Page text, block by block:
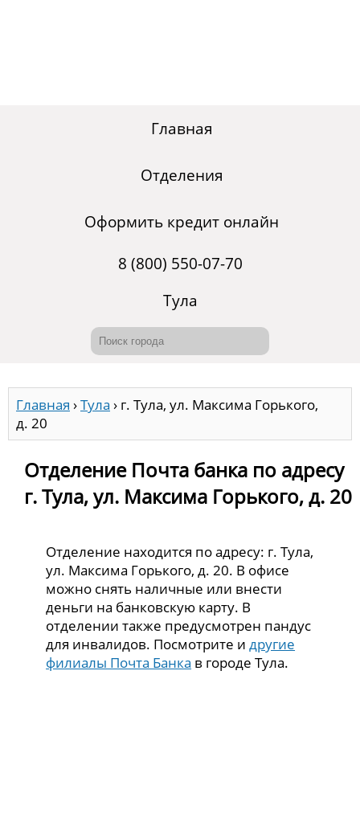
Главная
Отделения
Оформить кредит онлайн
8 (800) 550-07-70
Тула
Главная ›Тула › г. Тула, ул. Максима Горького,
д. 20
Отделение Почта банка по адресу
г. Тула, ул. Максима Горького, д. 20
Отделение находится по адресу: г. Тула,
ул. Максима Горького, д. 20. В офисе
можно снять наличные или внести
деньги на банковскую карту. В
отделении также предусмотрен пандус
для инвалидов. Посмотрите идругие
филиалы Почта Банка в городе Тула.